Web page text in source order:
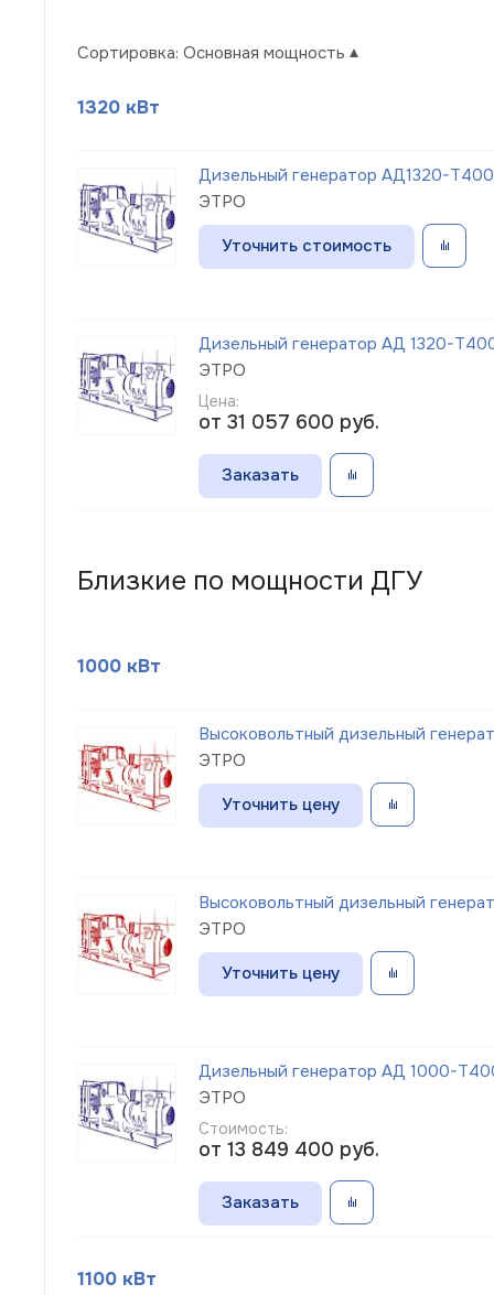
Сортировка: Основная мощность
1320 кВт
Дизельный генератор АД1320-
ЭТРО
Уточнить стоимость
Дизельный генератор АД 1320-
ЭТРО
Цена:
от 31 057 600 руб.
Заказать
Близкие по мощности ДГУ
1000 кВт
Высоковольтный дизельный
ЭТРО
Уточнить цену
Высоковольтный дизельный
ЭТРО
Уточнить цену
Дизельный генератор АД 1000-
ЭТРО
Стоимость:
от 13 849 400 руб.
Заказать
1100 кВт